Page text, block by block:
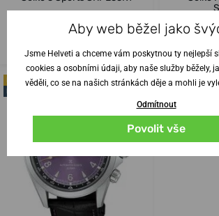
17. 8. u vás
11 190 Kč
Na cestě od
LIMITKA
Aby web běžel jako
Jsme Helveti a chceme vám poskytnou ty nejlepší
cookies a osobními údaji, aby naše služby běžely,
věděli, co se na našich stránkách děje a mohli je
Odmítnout
Povolit vše